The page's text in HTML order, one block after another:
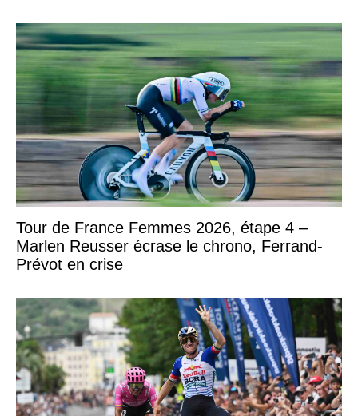
Tour de France Femmes 2026, étape 4 –
Marlen Reusser écrase le chrono, Ferrand-
Prévot en crise